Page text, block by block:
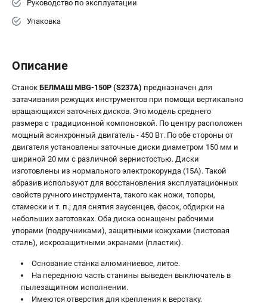
Руководство по эксплуатации
Упаковка
Описание
Станок БЕЛМАШ MBG-150P (S237A) предназначен для
затачивания режущих инструментов при помощи вертикально
вращающихся заточных дисков. Это модель среднего
размера с традиционной компоновкой. По центру расположен
мощный асинхронный двигатель - 450 Вт. По обе стороны от
двигателя установлены заточные диски диаметром 150 мм и
шириной 20 мм с различной зернистостью. Диски
изготовлены из нормального электрокорунда (15А). Такой
абразив используют для восстановления эксплуатационных
свойств ручного инструмента, такого как ножи, топоры,
стамески и т. п.; для снятия заусенцев, фасок, обдирки на
небольших заготовках. Оба диска оснащены рабочими
упорами (подручниками), защитными кожухами (листовая
сталь), искрозащитными экранами (пластик).
Основание станка алюминиевое, литое.
На переднюю часть станины выведен выключатель в
пылезащитном исполнении.
Имеются отверстия для крепления к верстаку.